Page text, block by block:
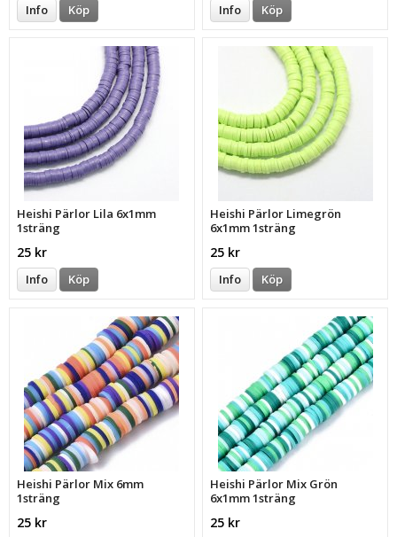
Info Köp Info Köp
Heishi Pärlor Lila 6x1mm
1sträng
25 kr
Info Köp
Heishi Pärlor Limegrön
6x1mm 1sträng
25 kr
Info Köp
Heishi Pärlor Mix 6mm
1sträng
25 kr
Heishi Pärlor Mix Grön
6x1mm 1sträng
25 kr